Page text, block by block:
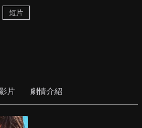
短片
片 劇情介紹